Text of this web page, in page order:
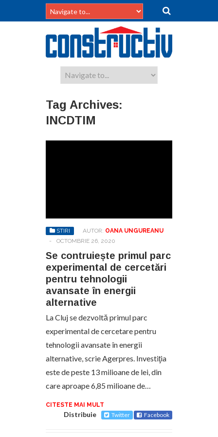
Tag Archives:
INCDTIM
STIRI AUTOR: OANA UNGUREANU
-
OCTOMBRIE 26, 2020
Se contruiește primul parc
experimental de cercetări
pentru tehnologii
avansate în energii
alternative
La Cluj se dezvoltă primul parc
experimental de cercetare pentru
tehnologii avansate în energii
alternative, scrie Agerpres. Investiţia
este de peste 13 milioane de lei, din
care aproape 6,85 milioane de…
CITESTE MAI MULT
Distribuie Twitter Facebook